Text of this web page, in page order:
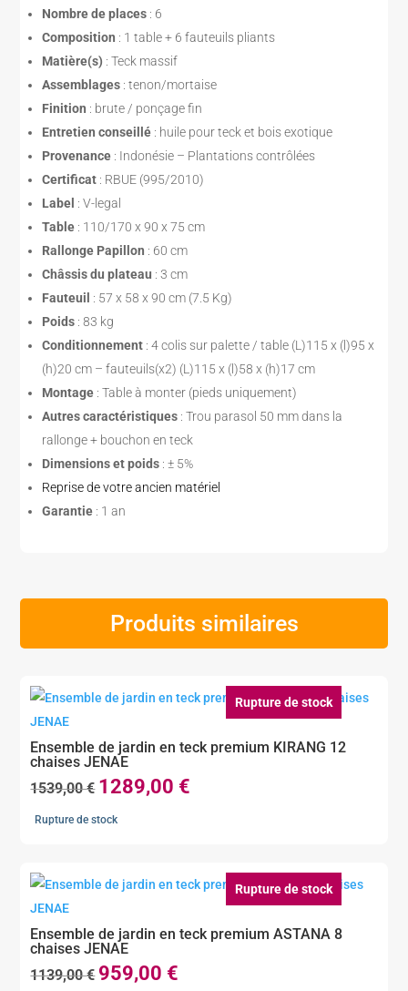
était :
579,90 €.459,00 €.
Nombre de places : 6
Composition : 1 table + 6 fauteuils pliants
Matière(s) : Teck massif
Assemblages : tenon/mortaise
Finition : brute / ponçage fin
Entretien conseillé : huile pour teck et bois exotique
Provenance : Indonésie – Plantations contrôlées
Certificat : RBUE (995/2010)
Label : V-legal
Table : 110/170 x 90 x 75 cm
Rallonge Papillon : 60 cm
Châssis du plateau : 3 cm
Fauteuil : 57 x 58 x 90 cm (7.5 Kg)
Poids : 83 kg
Conditionnement : 4 colis sur palette / table (L)115 x (l)95 x
(h)20 cm – fauteuils(x2) (L)115 x (l)58 x (h)17 cm
Montage : Table à monter (pieds uniquement)
Autres caractéristiques : Trou parasol 50 mm dans la
rallonge + bouchon en teck
Dimensions et poids : ± 5%
Reprise de votre ancien matériel
Garantie : 1 an
Produits similaires
Rupture de stock
Ensemble de jardin en teck premium KIRANG 12
chaises JENAE
1539,00€ Le
prix
1539,00 €.
1289,00 €
1289,00 €.
Rupture de stock
Rupture de stock
Ensemble de jardin en teck premium ASTANA 8
chaises JENAE
1139,00€ Le
959,00 €